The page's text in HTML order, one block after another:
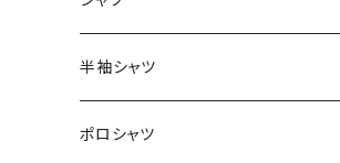
46/M
48/L
～44/S
46/M
半袖シャツ
～44/S
ポロシャツ